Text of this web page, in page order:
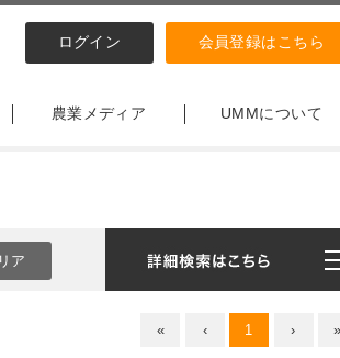
ログイン 会員登録はこちら
農業メディア UMMについて
« ‹ 1 › »